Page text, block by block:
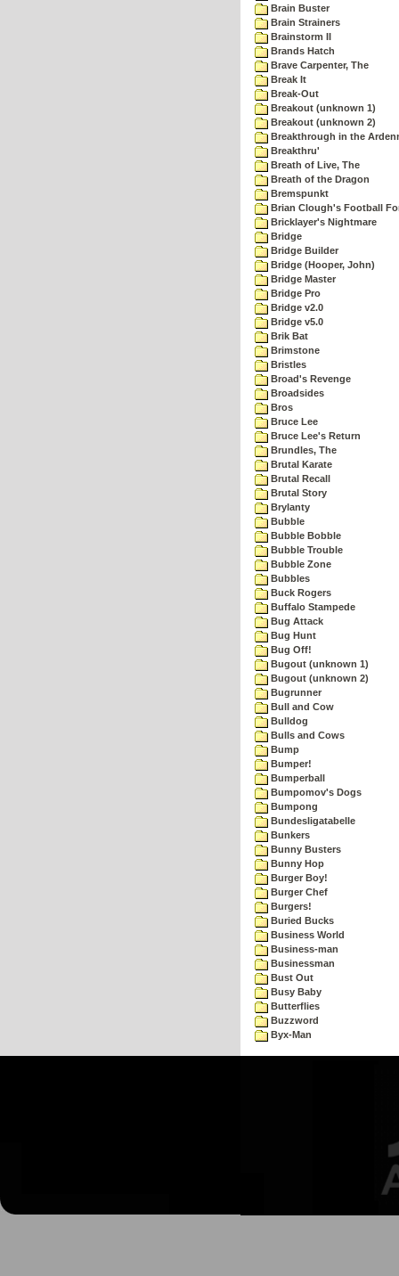
Brain Buster
Brain Strainers
Brainstorm II
Brands Hatch
Brave Carpenter, The
Break It
Break-Out
Breakout (unknown 1)
Breakout (unknown 2)
Breakthrough in the
Breakthru'
Breath of Live, The
Breath of the Dragon
Bremspunkt
Brian Clough's Football
Bricklayer's Nightmare
Bridge
Bridge Builder
Bridge (Hooper, John)
Bridge Master
Bridge Pro
Bridge v2.0
Bridge v5.0
Brik Bat
Brimstone
Bristles
Broad's Revenge
Broadsides
Bros
Bruce Lee
Bruce Lee's Return
Brundles, The
Brutal Karate
Brutal Recall
Brutal Story
Brylanty
Bubble
Bubble Bobble
Bubble Trouble
Bubble Zone
Bubbles
Buck Rogers
Buffalo Stampede
Bug Attack
Bug Hunt
Bug Off!
Bugout (unknown 1)
Bugout (unknown 2)
Bugrunner
Bull and Cow
Bulldog
Bulls and Cows
Bump
Bumper!
Bumperball
Bumpomov's Dogs
Bumpong
Bundesligatabelle
Bunkers
Bunny Busters
Bunny Hop
Burger Boy!
Burger Chef
Burgers!
Buried Bucks
Business World
Business-man
Businessman
Bust Out
Busy Baby
Butterflies
Buzzword
Byx-Man